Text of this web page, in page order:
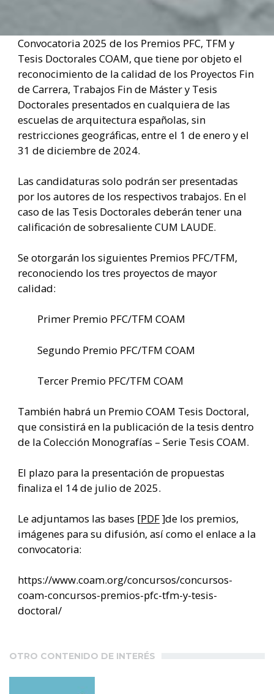
Convocatoria 2025 de los Premios PFC, TFM y
Tesis Doctorales COAM, que tiene por objeto el
reconocimiento de la calidad de los Proyectos Fin
de Carrera, Trabajos Fin de Máster y Tesis
Doctorales presentados en cualquiera de las
escuelas de arquitectura españolas, sin
restricciones geográficas, entre el 1 de enero y el
31 de diciembre de 2024.​
Las candidaturas solo podrán ser presentadas
por los autores de los respectivos trabajos. En el
caso de las Tesis Doctorales deberán tener una
calificación de sobresaliente CUM LAUDE.
Se otorgarán los siguientes Premios PFC/TFM,
reconociendo los tres proyectos de mayor
calidad:
Primer Premio PFC/TFM COAM
Segundo Premio PFC/TFM COAM
Tercer Premio PFC/TFM COAM
También habrá un Premio COAM Tesis Doctoral,
que consistirá en la publicación de la tesis dentro
de la Colección Monografías – Serie Tesis COAM.
El plazo para la presentación de propuestas
finaliza el 14 de julio de 2025.
Le adjuntamos las bases [PDF]de los premios,
imágenes para su difusión, así como el enlace a la
convocatoria:
https://www.coam.org/concursos/concursos-
coam-concursos-premios-pfc-tfm-y-tesis-
doctoral/
OTRO CONTENIDO DE INTERÉS